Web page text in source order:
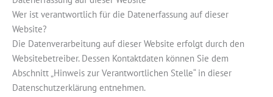
Wer ist verantwortlich für die Datenerfassung auf dieser
Website?
Die Datenverarbeitung auf dieser Website erfolgt durch den
Websitebetreiber. Dessen Kontaktdaten können Sie dem
Abschnitt „Hinweis zur Verantwortlichen Stelle“ in dieser
Datenschutzerklärung entnehmen.